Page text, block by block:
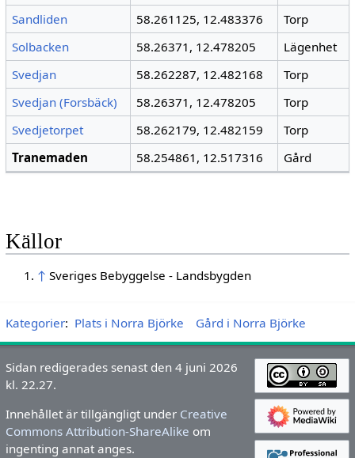
Sandliden
58.261125, 12.483376
Torp
Solbacken
58.26371, 12.478205
Lägenhet
Svedjan
58.262287, 12.482168
Torp
Svedjan (Forsbäck)
58.26371, 12.478205
Torp
Svedjetorpet
58.262179, 12.482159
Torp
Tranemaden
58.254861, 12.517316 Gård
Källor
↑ Sveriges Bebyggelse - Landsbygden
Kategorier: Plats i Norra Björke Gård i Norra Björke
Sidan redigerades senast den 4 juni 2026
kl. 22.27.
Innehållet är tillgängligt under Creative
Commons Attribution-ShareAlike om
ingenting annat anges.